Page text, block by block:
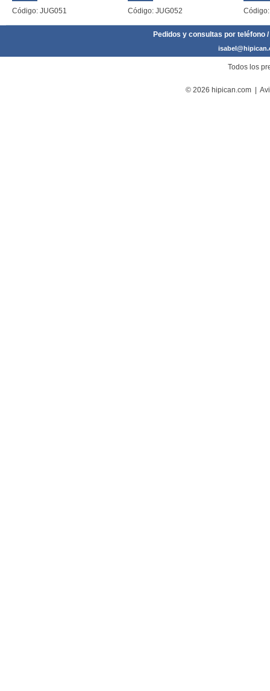
Código: JUG051 Código: JUG052
Pedidos y consultas por teléfono
Todos los
© 2026 hipican.com |